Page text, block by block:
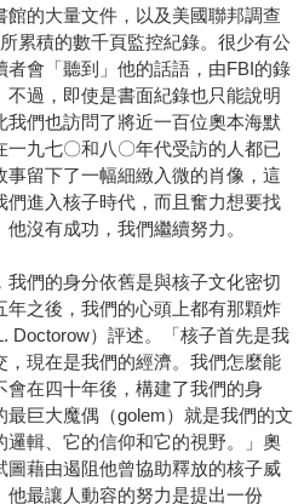
的大量文件，以及美國聯邦調查
累積的數千頁監控紀錄。很少有公
者會「聽到」他的話語，由FBI的錄
過，即使是書面紀錄也只能說明
們也訪問了將近一百位奧本海默
九七〇和八〇年代受訪的人都已
留下了一幅細緻入微的肖像，這
進入核子時代，而且奮力想要找
沒有成功，我們繼續努力。
們的身分依舊是與核子文化密切
之後，我們的心頭上都有那顆炸
Doctorow）評述。「核子首先是我
現在是我們的經濟。我們怎麼能
在四十年後，構建了我們的身
巨大魔偶（golem）就是我們的文
輯、它的信仰和它的視野。」奧
藉由遏阻他曾協助釋放的核子威
他最讓人動容的努力是提出一份